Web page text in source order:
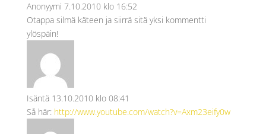
Anonyymi 7.10.2010 klo 16:52
Otappa silmä käteen ja siirrä sitä yksi kommentti
ylöspäin!
Isäntä 13.10.2010 klo 08:41
Så här: http://www.youtube.com/watch?v=Axm23eify0w